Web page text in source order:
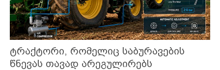
ტრაქტორი, რომელიც საბურავების
წნევას თავად არეგულირებს